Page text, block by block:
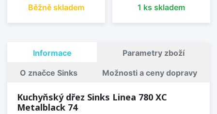
Běžně skladem 1 ks skladem
Informace Parametry zboží
O značce Sinks Možnosti a ceny dopravy
Kuchyňský dřez Sinks Linea 780 XC
Metalblack 74